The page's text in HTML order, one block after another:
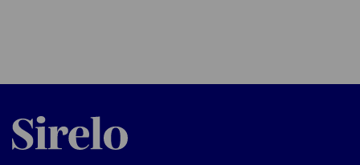
Sirelo.nl